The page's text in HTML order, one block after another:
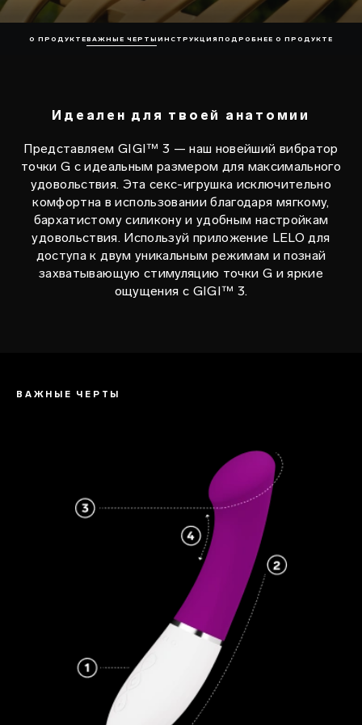
О ПРОДУКТЕВАЖНЫЕ ЧЕРТЫ ИНСТРУКЦИЯ ПОДРОБНЕЕ О ПРОДУКТЕ
Идеален для твоей анатомии
Представляем GIGI™ 3 — наш новейший вибратор
точки G с идеальным размером для максимального
удовольствия. Эта секс-игрушка исключительно
комфортна в использовании благодаря мягкому,
бархатистому силикону и удобным настройкам
удовольствия. Используй приложение LELO для
доступа к двум уникальным режимам и познай
захватывающую стимуляцию точки G и яркие
ощущения с GIGI™ 3.
ВАЖНЫЕ ЧЕРТЫ